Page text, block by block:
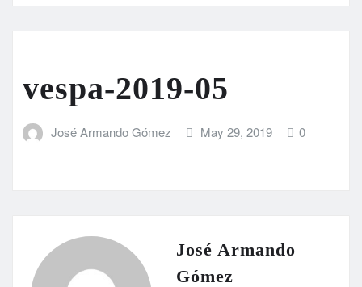
vespa-2019-05
José Armando Gómez May 29, 2019 0
José Armando
Gómez